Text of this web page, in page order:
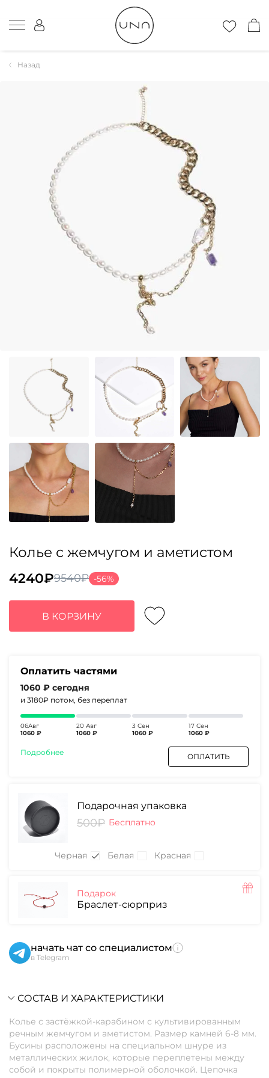
Назад
Колье с жемчугом и аметистом
9540₽
Первоначальная
цена
составляла
9540₽.
4240₽
Текущая
цена:
4240₽.
-56%
В КОРЗИНУ
Оплатить частями
1060 ₽ сегодня
и 3180₽ потом, без переплат
06Авг
1060 ₽
20 Авг
1060 ₽
3 Сен
1060 ₽
17 Сен
1060 ₽
Подробнее ОПЛАТИТЬ
Подарочная упаковка
500₽ Бесплатно
Черная Белая Красная
Подарок
Браслет-сюрприз
начать чат со специалистом
в Telegram
СОСТАВ И ХАРАКТЕРИСТИКИ
Колье с застёжкой-карабином с культивированным
речным жемчугом и аметистом. Размер камней 6-8 мм.
Бусины расположены на специальном шнуре из
металлических жилок, которые переплетены между
собой и покрыты полимерной оболочкой. Цепочка